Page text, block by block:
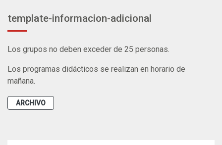
template-informacion-adicional
Los grupos no deben exceder de 25 personas.
Los programas didácticos se realizan en horario de
mañana.
ARCHIVO